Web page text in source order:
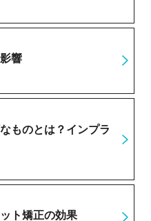
響
ものとは？インプラ
ト矯正の効果